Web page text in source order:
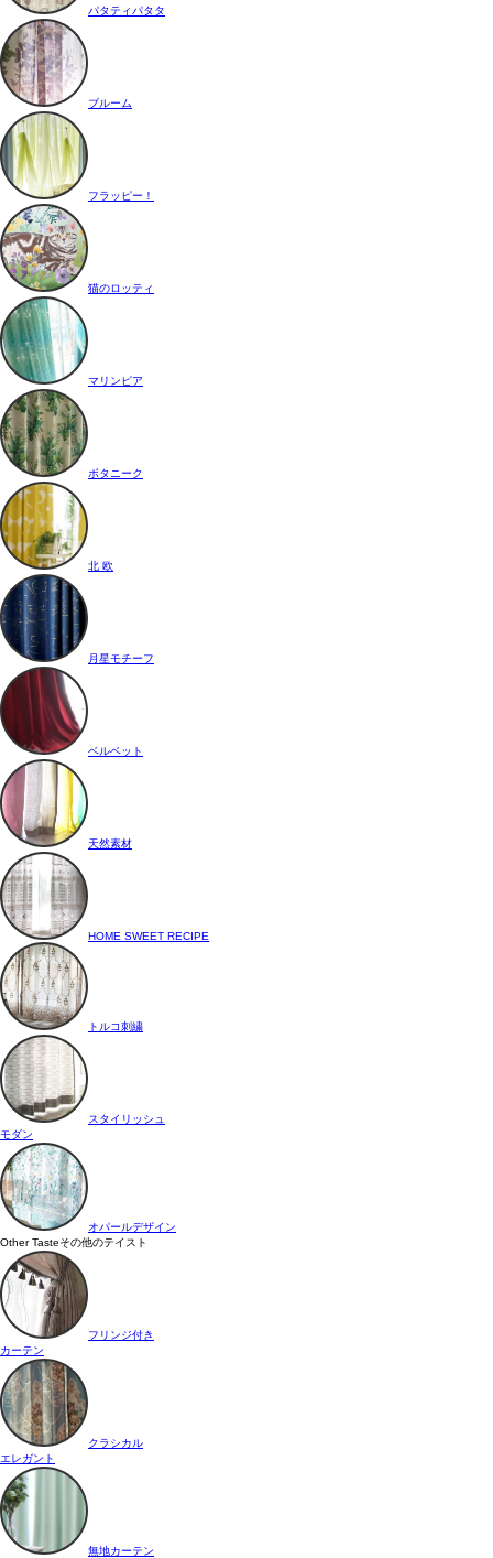
パタティパタタ
ブルーム
フラッピー！
猫のロッティ
マリンピア
ボタニーク
北 欧
月星モチーフ
ベルベット
天然素材
HOME SWEET RECIPE
トルコ刺繍
スタイリッシュ
モダン
オパールデザイン
Other Tasteその他のテイスト
フリンジ付き
カーテン
クラシカル
エレガント
無地カーテン